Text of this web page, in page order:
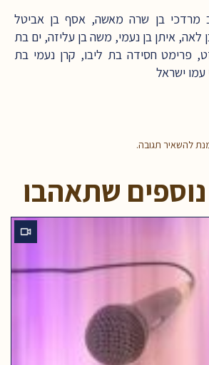
מרדכי בן שרה מאשה, אסף בן אביטל
לאה, איתן בן נעמי, משה בן עליזה, ים בת
פרימט חסידה בת ליבו, קרן נעמי בת
ישראל
להשאיר תגובה.
שתאהבו